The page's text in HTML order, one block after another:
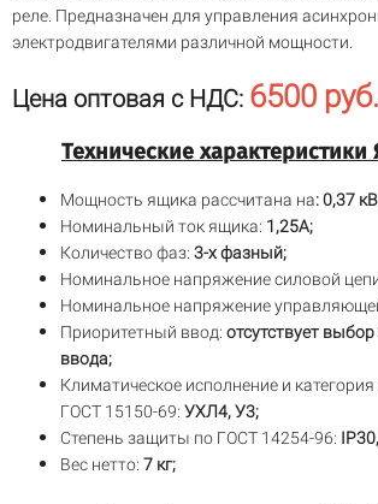
реле. Предназначен для управления
электродвигателями различной мощности.
Цена оптовая с НДС: 6500 руб.
Технические характеристики
Мощность ящика рассчитана на: 0,37
Номинальный ток ящика: 1,25А;
Количество фаз: 3-х фазный;
Номинальное напряжение силовой
Номинальное напряжение
Приоритетный ввод: отсутствует
ввода;
Климатическое исполнение и
ГОСТ 15150-69: УХЛ4, У3;
Степень защиты по ГОСТ 14254-96: IP30,
Вес нетто: 7 кг;